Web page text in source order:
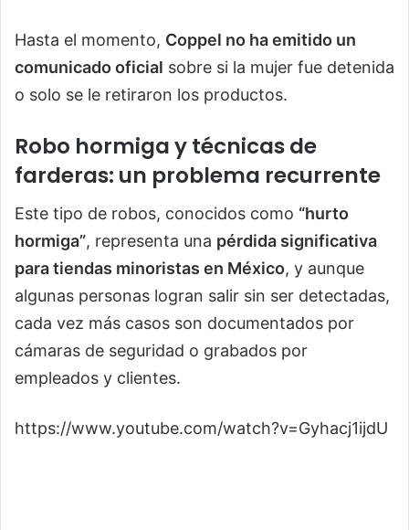
Hasta el momento, Coppel no ha emitido un
comunicado oficial sobre si la mujer fue detenida
o solo se le retiraron los productos.
Robo hormiga y técnicas de
farderas: un problema recurrente
Este tipo de robos, conocidos como “hurto
hormiga”, representa una pérdida significativa
para tiendas minoristas en México, y aunque
algunas personas logran salir sin ser detectadas,
cada vez más casos son documentados por
cámaras de seguridad o grabados por
empleados y clientes.
https://www.youtube.com/watch?v=Gyhacj1ijdU